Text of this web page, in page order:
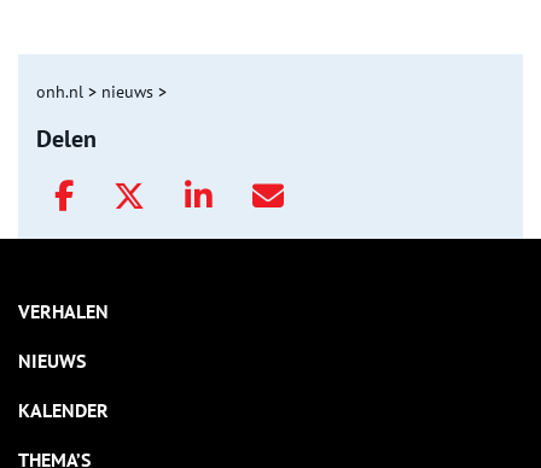
onh.nl > nieuws >
Delen
VERHALEN
NIEUWS
KALENDER
THEMA’S